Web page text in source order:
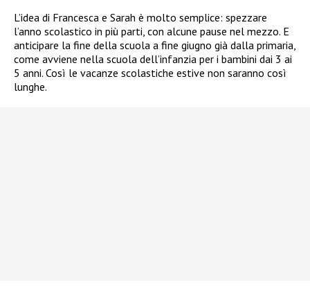
L’idea di Francesca e Sarah è molto semplice: spezzare
l’anno scolastico in più parti, con alcune pause nel mezzo. E
anticipare la fine della scuola a fine giugno già dalla primaria,
come avviene nella scuola dell’infanzia per i bambini dai 3 ai
5 anni. Così le vacanze scolastiche estive non saranno così
lunghe.